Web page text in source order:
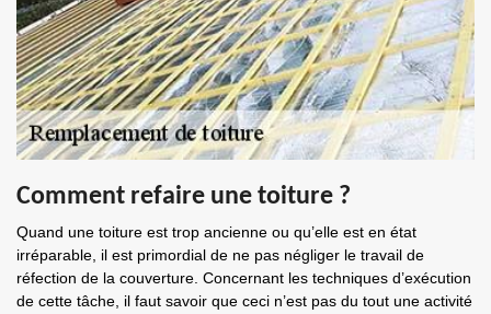
Comment refaire une toiture ?
Quand une toiture est trop ancienne ou qu’elle est en état
irréparable, il est primordial de ne pas négliger le travail de
réfection de la couverture. Concernant les techniques d’exécution
de cette tâche, il faut savoir que ceci n’est pas du tout une activité